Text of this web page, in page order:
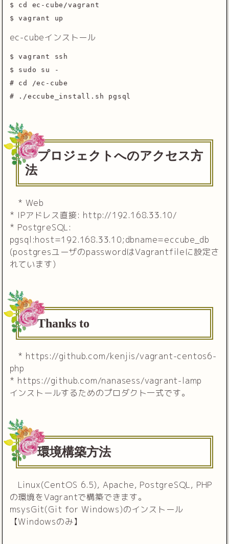
$ cd ec-cube/vagrant
$ vagrant up
ec-cubeインストール
$ vagrant ssh
$ sudo su -
# cd /ec-cube
# ./eccube_install.sh pgsql
プロジェクトへのアクセス方
法
* Web
* IPアドレス直接: http://192.168.33.10/
* PostgreSQL:
pgsql:host=192.168.33.10;dbname=eccube_db
(postgresユーザのpasswordはVagrantfileに設定さ
れています)
Thanks to
* https://github.com/kenjis/vagrant-centos6-
php
* https://github.com/nanasess/vagrant-lamp
インストールするためのプロダクト一式です。
環境構築方法
Linux(CentOS 6.5), Apache, PostgreSQL, PHP
の環境をVagrantで構築できます。
msysGit(Git for Windows)のインストール
【Windowsのみ】